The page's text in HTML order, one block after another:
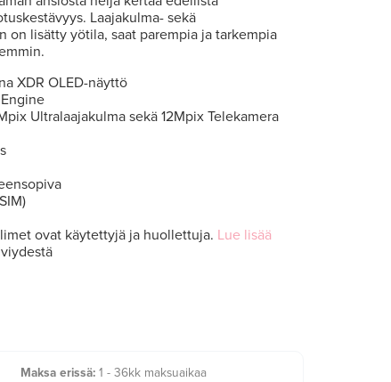
Laajakulma- sekä
on lisätty yötila, saat parempia ja tarkempia
XDR OLED-näyttö
Ultralaajakulma sekä 12Mpix Telekamera
ovat käytettyjä ja huollettuja. Lue lisää
Maksa erissä:1 - 36kk maksuaikaa